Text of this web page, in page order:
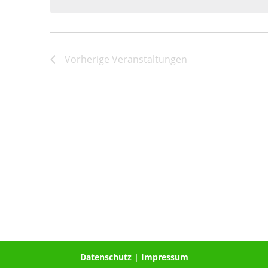
Vorherige Veranstaltungen
Datenschutz | Impressum